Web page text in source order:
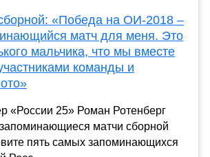
«Победа на ОИ-2018 –
матч для меня. Это
мальчика, что мы вместе
команды и
«России 25» Роман Ротенберг
матчи сборной
пять самых запоминающихся